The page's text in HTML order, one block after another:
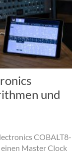
und
COBALT8-
Master Clock